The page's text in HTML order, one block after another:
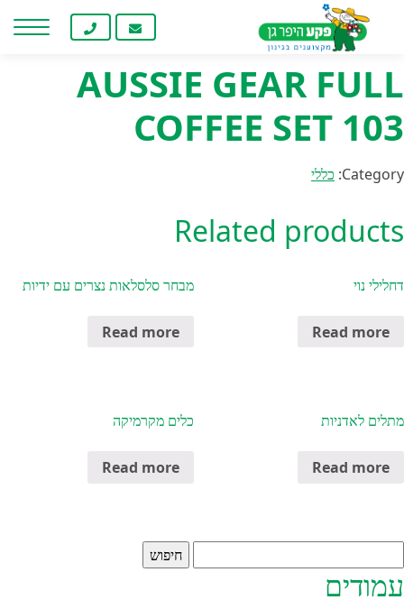
אינטרנט,
לחץ
אנטר
כדי
לאזור
מרכזי
/כללי/ AUSSIE GEAR FULL COFFEE SET 103
AUSSIE GEAR FULL
COFFEE SET 103
Category: כללי
Related products
דחלילי נוי
Read more
מבחר סלסלאות נצרים עם ידיות
Read more
מתלים לאדניות
Read more
כלים מקרמיקה
Read more
עמודים